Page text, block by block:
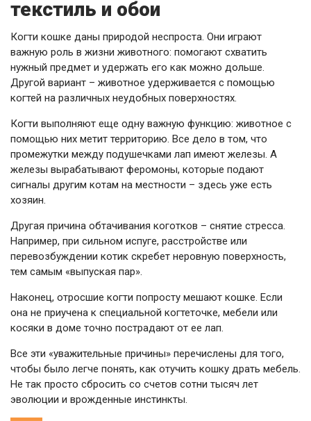
текстиль и обои
Когти кошке даны природой неспроста. Они играют
важную роль в жизни животного: помогают схватить
нужный предмет и удержать его как можно дольше.
Другой вариант – животное удерживается с помощью
когтей на различных неудобных поверхностях.
Когти выполняют еще одну важную функцию: животное с
помощью них метит территорию. Все дело в том, что
промежутки между подушечками лап имеют железы. А
железы вырабатывают феромоны, которые подают
сигналы другим котам на местности – здесь уже есть
хозяин.
Другая причина обтачивания коготков – снятие стресса.
Например, при сильном испуге, расстройстве или
перевозбуждении котик скребет неровную поверхность,
тем самым «выпуская пар».
Наконец, отросшие когти попросту мешают кошке. Если
она не приучена к специальной когтеточке, мебели или
косяки в доме точно пострадают от ее лап.
Все эти «уважительные причины» перечислены для того,
чтобы было легче понять, как отучить кошку драть мебель.
Не так просто сбросить со счетов сотни тысяч лет
эволюции и врожденные инстинкты.